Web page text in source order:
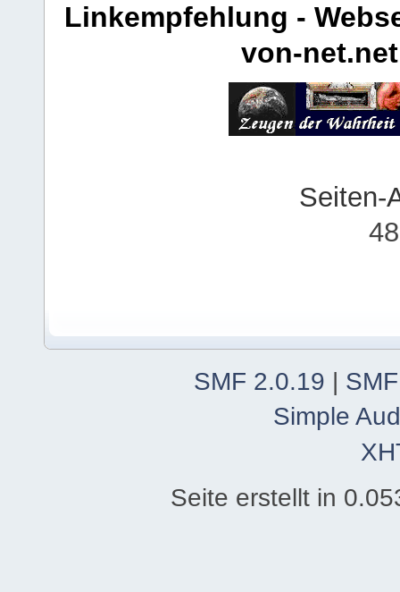
Linkempfehlung -
von-net.net
Seiten-
SMF 2.0.19 |
Simple
Seite erstellt in